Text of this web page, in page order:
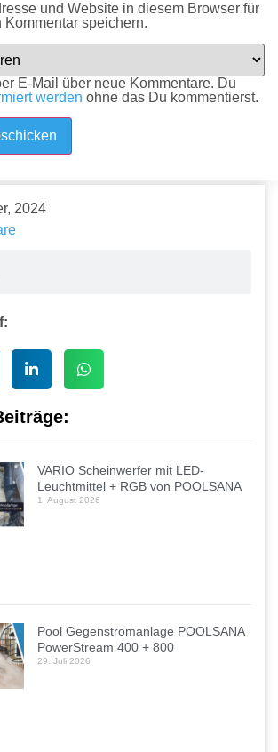
und Website in diesem Browser für
Kommentar speichern.
E-Mail über neue Kommentare. Du
werden ohne das Du kommentierst.
2024
VARIO Scheinwerfer mit LED-
Leuchtmittel + RGB von POOLSANA
1. August 2026
Pool Gegenstromanlage POOLSANA
PowerStream 400 + 800
29. Juli 2026